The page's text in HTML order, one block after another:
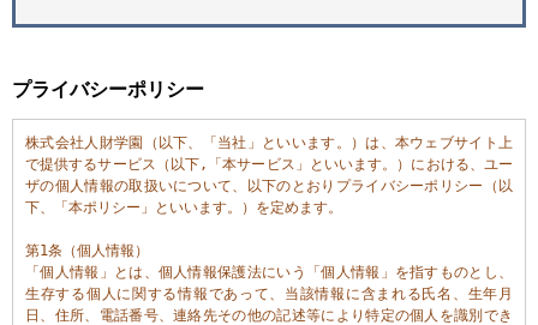
プライバシーポリシー
株式会社人財学園（以下、「当社」といいます。）は、本ウェブサイト上
で提供するサービス（以下,「本サービス」といいます。）における、ユー
ザの個人情報の取扱いについて、以下のとおりプライバシーポリシー（以
下、「本ポリシー」といいます。）を定めます。
第1条（個人情報）
「個人情報」とは、個人情報保護法にいう「個人情報」を指すものとし、
生存する個人に関する情報であって、当該情報に含まれる氏名、生年月
日、住所、電話番号、連絡先その他の記述等により特定の個人を識別でき